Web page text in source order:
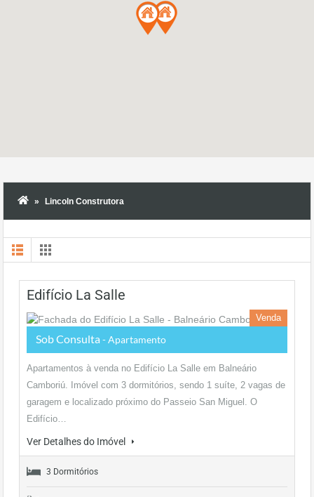
Lincoln Construtora
Edifício La Salle
Venda
Sob Consulta - Apartamento
Apartamentos à venda no Edifício La Salle em Balneário
Camboriú. Imóvel com 3 dormitórios, sendo 1 suíte, 2 vagas de
garagem e localizado próximo do Passeio San Miguel. O
Edifício…
Ver Detalhes do Imóvel
3 Dormitórios